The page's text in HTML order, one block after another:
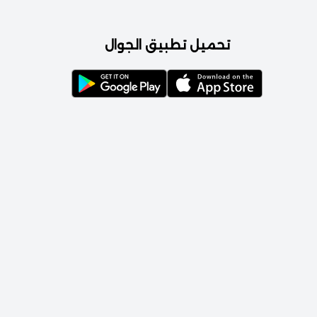
تحميل تطبيق الجوال